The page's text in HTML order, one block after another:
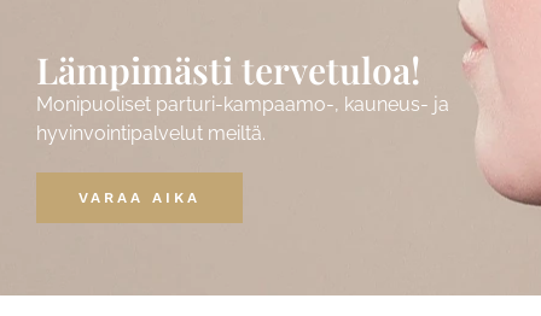
Lämpimästi tervetuloa!
Monipuoliset parturi-kampaamo-, kauneus- ja
hyvinvointipalvelut meiltä.
VARAA AIKA